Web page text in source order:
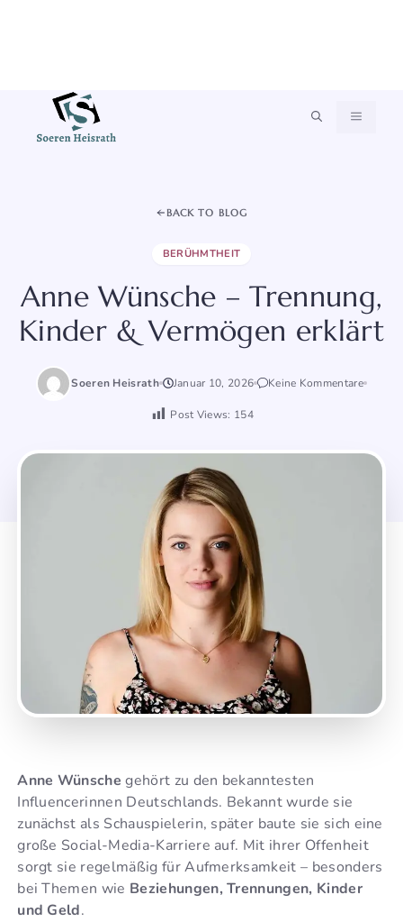
springen
MENÜ
BACK TO BLOG
BERÜHMTHEIT
Anne Wünsche – Trennung,
Kinder & Vermögen erklärt
Soeren Heisrath Januar 10, 2026 Keine Kommentare
Post Views: 154
Anne Wünsche gehört zu den bekanntesten
Influencerinnen Deutschlands. Bekannt wurde sie
zunächst als Schauspielerin, später baute sie sich eine
große Social-Media-Karriere auf. Mit ihrer Offenheit
sorgt sie regelmäßig für Aufmerksamkeit – besonders
bei Themen wie Beziehungen, Trennungen, Kinder
und Geld.